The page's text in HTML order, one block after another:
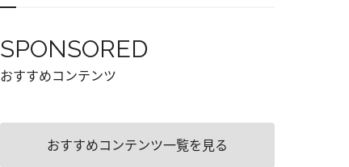
SPONSORED
おすすめコンテンツ
おすすめコンテンツ一覧を見る